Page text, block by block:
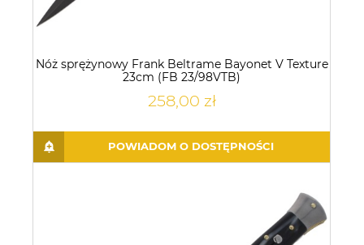
Nóż sprężynowy Frank Beltrame Bayonet V Texture
23cm (FB 23/98VTB)
258,00 zł
POWIADOM O DOSTĘPNOŚCI